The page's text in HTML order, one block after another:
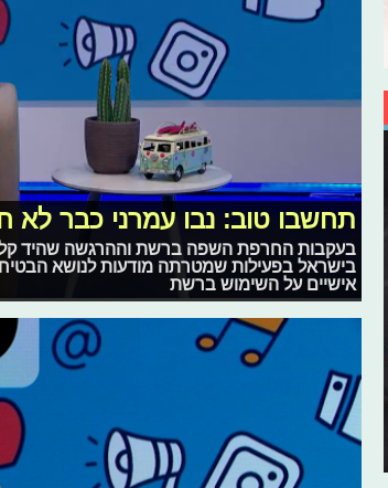
תחשבו טוב: נבו עמרני כבר
בישראל בפעילות שמטרתה מודעות לנושא
אישיים על השימוש ברשת